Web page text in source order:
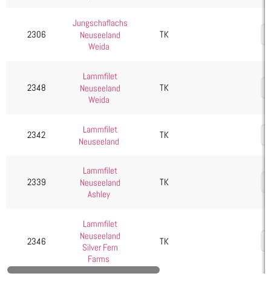
Rind
Wild, Geflügel & Exoten
Kartoffelprodukte
Kuchen & Desserts
Seafood, Fisch & Meeresfrüchte
Wurst & Schinken
2306
Jungschaflachs
Neuseeland
Weida
TK
2348
Lammfilet
Neuseeland
Weida
TK
2342
Lammfilet
Neuseeland
TK
2339
Lammfilet
Neuseeland
Ashley
TK
2346
Lammfilet
Neuseeland
Silver Fern
Farms
TK